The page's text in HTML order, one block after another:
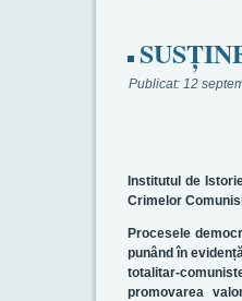
Publicat: 12
Institutul de
Crimelor
Procesele
punând în evidenț
totalitar-
promovarea